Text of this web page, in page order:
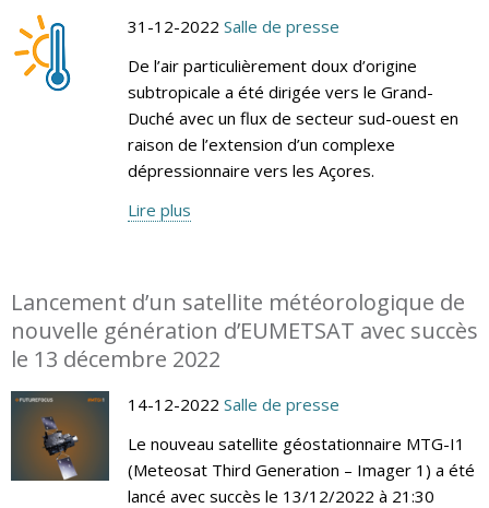
31-12-2022 Salle de presse
De l’air particulièrement doux d’origine
subtropicale a été dirigée vers le Grand-
Duché avec un flux de secteur sud-ouest en
raison de l’extension d’un complexe
dépressionnaire vers les Açores.
Lire plus
Lancement d’un satellite météorologique de
nouvelle génération d’EUMETSAT avec succès
le 13 décembre 2022
14-12-2022 Salle de presse
Le nouveau satellite géostationnaire MTG-I1
(Meteosat Third Generation – Imager 1) a été
lancé avec succès le 13/12/2022 à 21:30